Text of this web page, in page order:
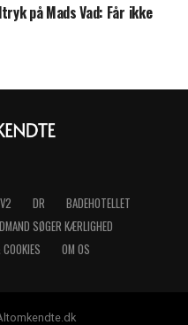
på Mads Vad: Får ikke
DR
BADEHOTELLET
SØGER KÆRLIGHED
OM OS